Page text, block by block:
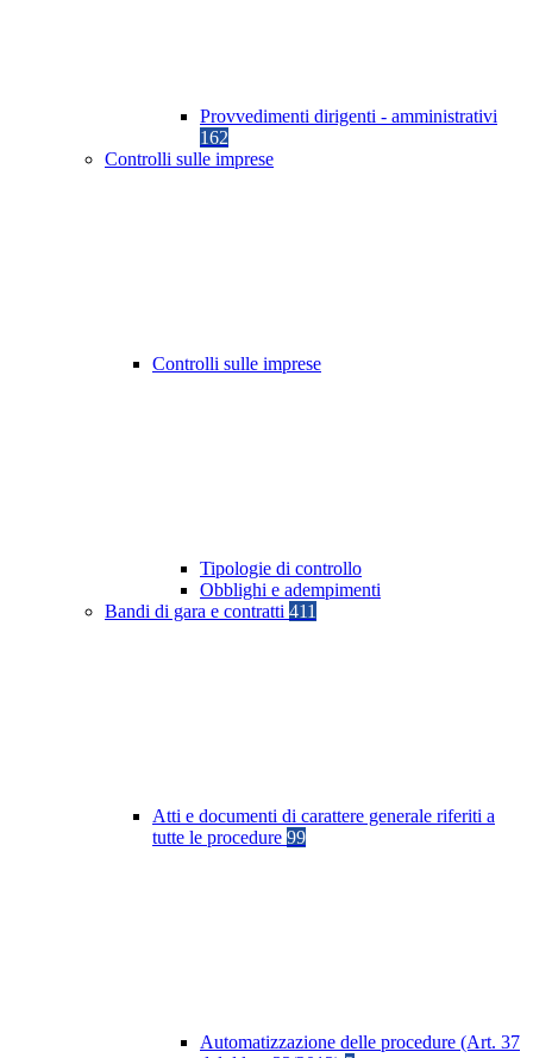
Provvedimenti dirigenti - amministrativi
162
Controlli sulle imprese
Controlli sulle imprese
Tipologie di controllo
Obblighi e adempimenti
Bandi di gara e contratti 411
Atti e documenti di carattere generale riferiti a
tutte le procedure 99
Automatizzazione delle procedure (Art. 37